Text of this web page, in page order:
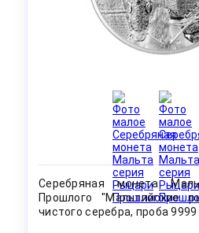
Серебряная монета
Прошлого "Мальтийские
чистого серебра, проба 9999